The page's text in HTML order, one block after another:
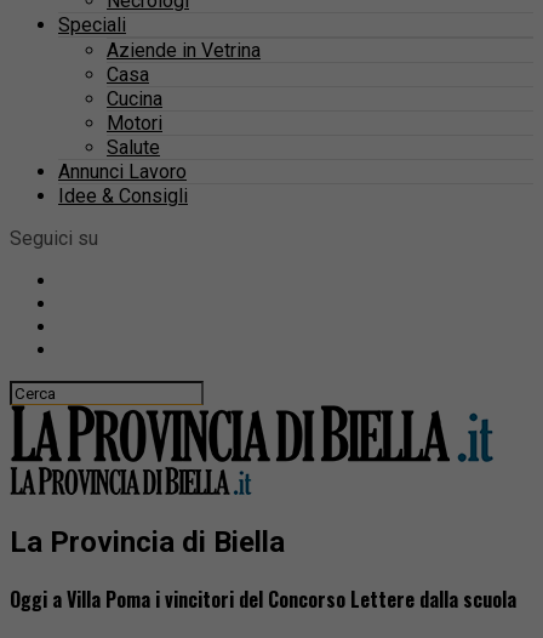
Speciali
Aziende in Vetrina
Casa
Cucina
Motori
Salute
Annunci Lavoro
Idee & Consigli
Seguici su
La Provincia di Biella
Oggi a Villa Poma i vincitori del Concorso Lettere dalla scuola